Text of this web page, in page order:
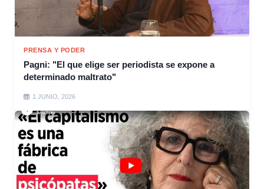
PRENSA Y PODER
Pagni: "El que elige ser periodista se expone a
determinado maltrato"
1 JUNIO, 2026